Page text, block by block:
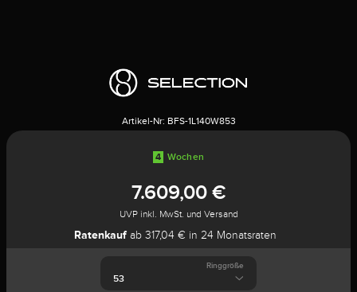
Artikel-Nr: BFS-1L140W853
4 Wochen
7.609,00 €
UVP inkl. MwSt. und Versand
Ratenkauf ab 317,04 € in 24 Monatsraten
Ringgröße